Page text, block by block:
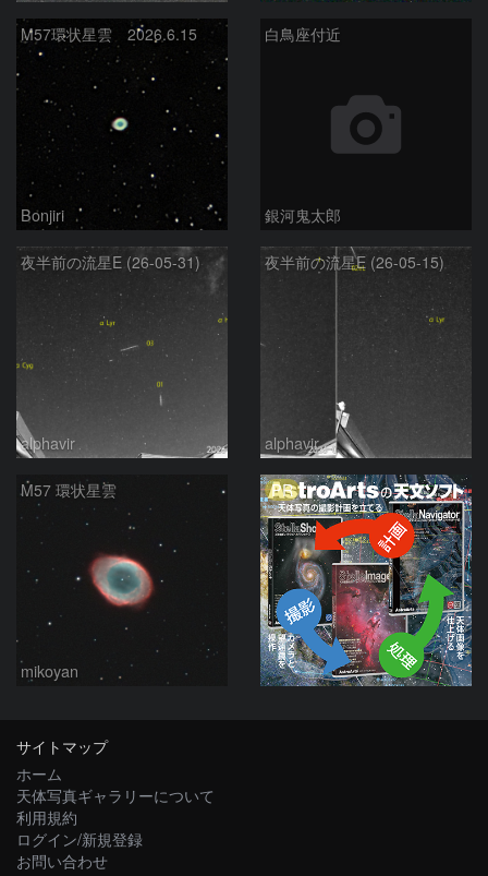
M57環状星雲 2026.6.15
Bonjiri
白鳥座付近
銀河鬼太郎
夜半前の流星E (26-05-31)
alphavir
夜半前の流星E (26-05-15)
alphavir
M57 環状星雲
mikoyan
PR
サイトマップ
ホーム
天体写真ギャラリーについて
利用規約
ログイン/新規登録
お問い合わせ